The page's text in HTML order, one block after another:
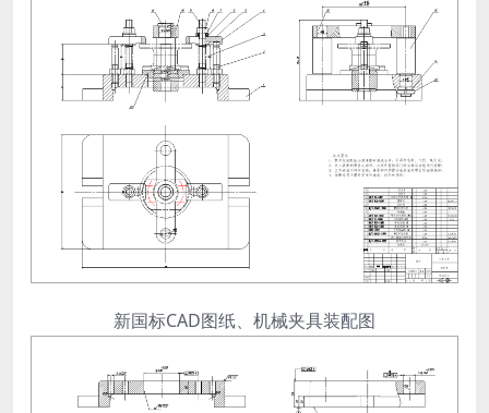
新国标CAD图纸、机械夹具装配图